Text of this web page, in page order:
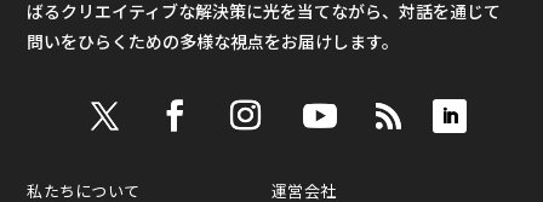
ばるクリエイティブな解決策に光を当てながら、対話を通じて
問いをひらくための多様な視点をお届けします。
私たちについて 運営会社